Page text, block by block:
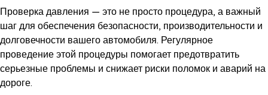
Проверка давления — это не просто процедура, а важный
шаг для обеспечения безопасности, производительности и
долговечности вашего автомобиля. Регулярное
проведение этой процедуры помогает предотвратить
серьезные проблемы и снижает риски поломок и аварий на
дороге.